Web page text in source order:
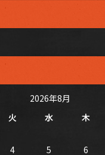
2026年8月
火 水 木
4 5 6